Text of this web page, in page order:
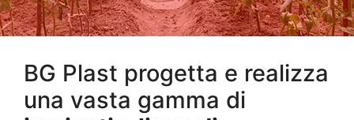
BG Plast progetta e realizza
una vasta gamma di